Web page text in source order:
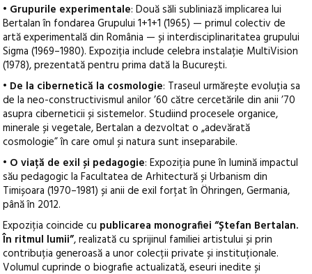
• Grupurile experimentale: Două săli subliniază implicarea lui
Bertalan în fondarea Grupului 1+1+1 (1965) — primul colectiv de
artă experimentală din România — și interdisciplinaritatea grupului
Sigma (1969–1980). Expoziția include celebra instalație MultiVision
(1978), prezentată pentru prima dată la București.
• De la cibernetică la cosmologie: Traseul urmărește evoluția sa
de la neo-constructivismul anilor ’60 către cercetările din anii ’70
asupra ciberneticii și sistemelor. Studiind procesele organice,
minerale și vegetale, Bertalan a dezvoltat o „adevărată
cosmologie” în care omul și natura sunt inseparabile.
• O viață de exil și pedagogie: Expoziția pune în lumină impactul
său pedagogic la Facultatea de Arhitectură și Urbanism din
Timișoara (1970–1981) și anii de exil forțat în Öhringen, Germania,
până în 2012.
Expoziția coincide cu publicarea monografiei “Ștefan Bertalan.
În ritmul lumii”, realizată cu sprijinul familiei artistului și prin
contribuția generoasă a unor colecții private și instituționale.
Volumul cuprinde o biografie actualizată, eseuri inedite și